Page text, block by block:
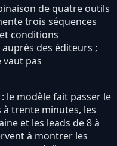
de quatre outils
trois séquences
conditions
des éditeurs ;
vaut pas
le modèle fait passer le
trente minutes, les
et les leads de 8 à
à montrer les